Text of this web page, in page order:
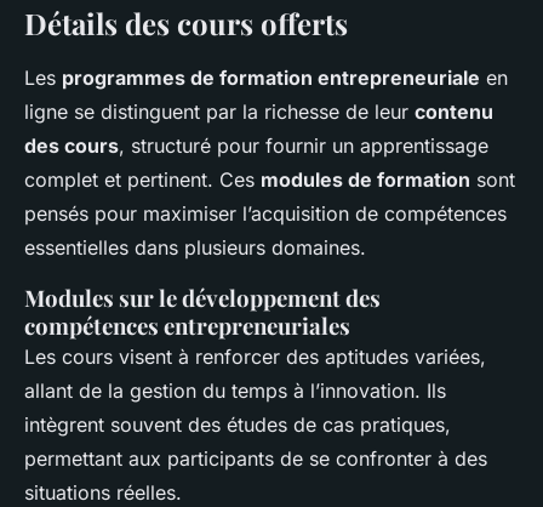
Détails des cours offerts
Les programmes de formation entrepreneuriale en
ligne se distinguent par la richesse de leur contenu
des cours, structuré pour fournir un apprentissage
complet et pertinent. Ces modules de formation sont
pensés pour maximiser l’acquisition de compétences
essentielles dans plusieurs domaines.
Modules sur le développement des
compétences entrepreneuriales
Les cours visent à renforcer des aptitudes variées,
allant de la gestion du temps à l’innovation. Ils
intègrent souvent des études de cas pratiques,
permettant aux participants de se confronter à des
situations réelles.